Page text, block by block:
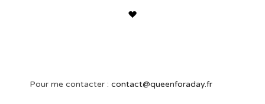
Pour me contacter : contact@queenforaday.fr